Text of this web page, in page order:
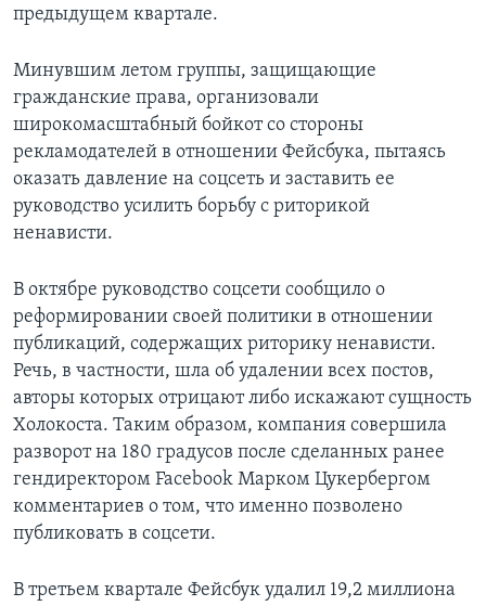
предыдущем квартале.
Минувшим летом группы, защищающие
гражданские права, организовали
широкомасштабный бойкот со стороны
рекламодателей в отношении Фейсбука, пытаясь
оказать давление на соцсеть и заставить ее
руководство усилить борьбу с риторикой
ненависти.
В октябре руководство соцсети сообщило о
реформировании своей политики в отношении
публикаций, содержащих риторику ненависти.
Речь, в частности, шла об удалении всех постов,
авторы которых отрицают либо искажают сущность
Холокоста. Таким образом, компания совершила
разворот на 180 градусов после сделанных ранее
гендиректором Facebook Марком Цукербергом
комментариев о том, что именно позволено
публиковать в соцсети.
В третьем квартале Фейсбук удалил 19,2 миллиона